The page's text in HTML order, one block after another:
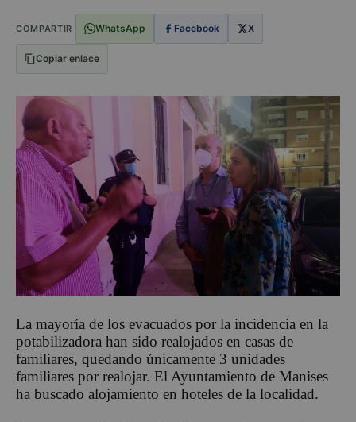
COMPARTIR WhatsApp Facebook X
Copiar enlace
La mayoría de los evacuados por la incidencia en la
potabilizadora han sido realojados en casas de
familiares, quedando únicamente 3 unidades
familiares por realojar. El Ayuntamiento de Manises
ha buscado alojamiento en hoteles de la localidad.